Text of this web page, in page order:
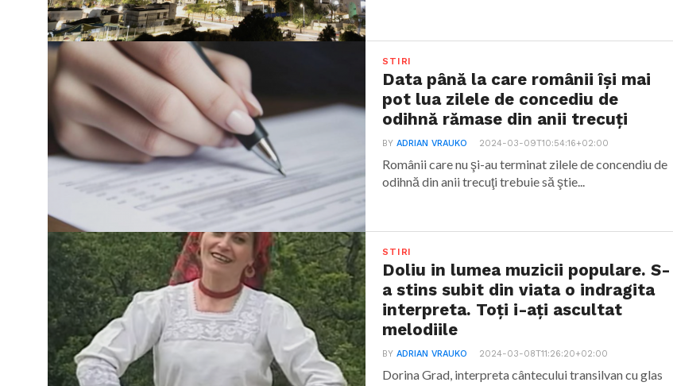
STIRI
Data până la care românii îşi mai
pot lua zilele de concediu de
odihnă rămase din anii trecuţi
BYADRIAN VRAUKO 2024-03-09T10:54:16+02:00
Românii care nu şi-au terminat zilele de concendiu de
odihnă din anii trecuţi trebuie să ştie...
STIRI
Doliu in lumea muzicii populare. S-
a stins subit din viata o indragita
interpreta. Toți i-ați ascultat
melodiile
BYADRIAN VRAUKO 2024-03-08T11:26:20+02:00
Dorina Grad, interpreta cântecului transilvan cu glas